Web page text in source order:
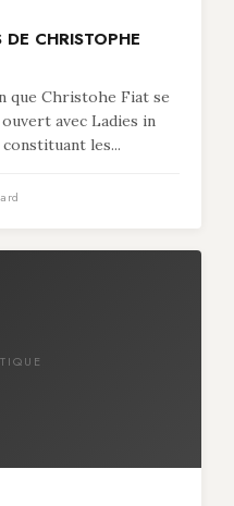
CHRISTOPHE
que Christohe Fiat se
avec Ladies in
les...